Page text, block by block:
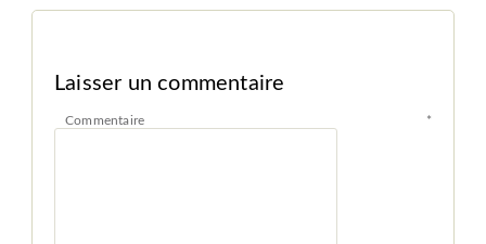
Laisser un commentaire
Commentaire *